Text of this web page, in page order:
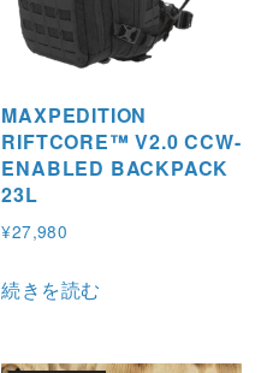
MAXPEDITION
RIFTCORE™ V2.0 CCW-
ENABLED BACKPACK
23L
¥27,980
続きを読む